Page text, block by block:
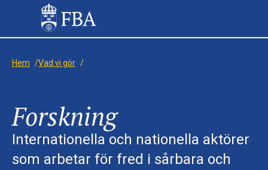
Hem /Vad vi gör /
Forskning
Internationella och nationella aktörer
som arbetar för fred i sårbara och